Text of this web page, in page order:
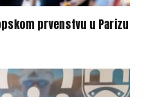
prvenstvu u Parizu